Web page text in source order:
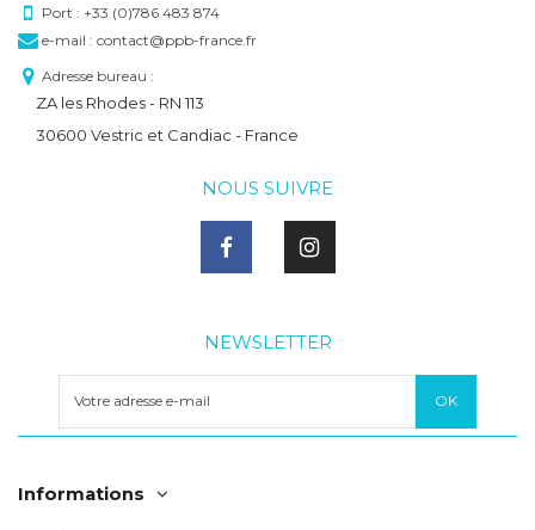
Port : +33 (0)786 483 874
e-mail : contact@ppb-france.fr
Adresse bureau :
ZA les Rhodes - RN 113
30600 Vestric et Candiac - France
NOUS SUIVRE
NEWSLETTER
Informations